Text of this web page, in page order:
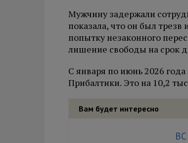
Мужчину задержали
показала, что он был
попытку незаконного
лишение свободы на срок
С января по июнь 2026
Прибалтики. Это на 10,2
Вам будет интересно